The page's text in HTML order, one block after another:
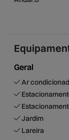
tegralmente
estadia.
Geral
Ar
Jardim
Lareira